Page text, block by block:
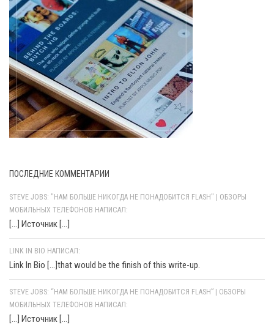
ПОСЛЕДНИЕ КОММЕНТАРИИ
STEVE JOBS: "НАМ БОЛЬШЕ НИКОГДА НЕ ПОНАДОБИТСЯ FLASH" | ОБЗОРЫ
МОБИЛЬНЫХ ТЕЛЕФОНОВ НАПИСАЛ:
[…] Источник […]
LINK IN BIO НАПИСАЛ:
Link In Bio [...]that would be the finish of this write-up.
STEVE JOBS: “НАМ БОЛЬШЕ НИКОГДА НЕ ПОНАДОБИТСЯ FLASH” | ОБЗОРЫ
МОБИЛЬНЫХ ТЕЛЕФОНОВ НАПИСАЛ:
[…] Источник […]